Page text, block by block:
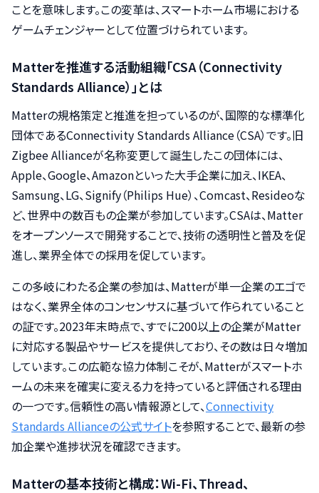
ことを意味します。この変革は、スマートホーム市場における
ゲームチェンジャーとして位置づけられています。
Matterを推進する活動組織「CSA（Connectivity
Standards Alliance）」とは
Matterの規格策定と推進を担っているのが、国際的な標準化
団体であるConnectivity Standards Alliance（CSA）です。旧
Zigbee Allianceが名称変更して誕生したこの団体には、
Apple、Google、Amazonといった大手企業に加え、IKEA、
Samsung、LG、Signify（Philips Hue）、Comcast、Resideoな
ど、世界中の数百もの企業が参加しています。CSAは、Matter
をオープンソースで開発することで、技術の透明性と普及を促
進し、業界全体での採用を促しています。
この多岐にわたる企業の参加は、Matterが単一企業のエゴで
はなく、業界全体のコンセンサスに基づいて作られていること
の証です。2023年末時点で、すでに200以上の企業がMatter
に対応する製品やサービスを提供しており、その数は日々増加
しています。この広範な協力体制こそが、Matterがスマートホ
ームの未来を確実に変える力を持っていると評価される理由
の一つです。信頼性の高い情報源として、Connectivity
Standards Allianceの公式サイトを参照することで、最新の参
加企業や進捗状況を確認できます。
Matterの基本技術と構成：Wi-Fi、Thread、